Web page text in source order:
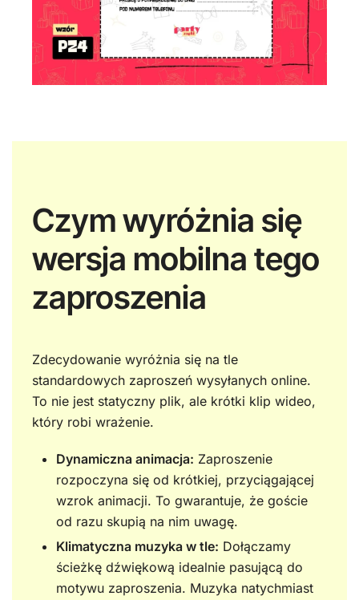
Czym wyróżnia się
wersja mobilna tego
zaproszenia
Zdecydowanie wyróżnia się na tle
standardowych zaproszeń wysyłanych online.
To nie jest statyczny plik, ale krótki klip wideo,
który robi wrażenie.
Dynamiczna animacja: Zaproszenie
rozpoczyna się od krótkiej, przyciągającej
wzrok animacji. To gwarantuje, że goście
od razu skupią na nim uwagę.
Klimatyczna muzyka w tle: Dołączamy
ścieżkę dźwiękową idealnie pasującą do
motywu zaproszenia. Muzyka natychmiast